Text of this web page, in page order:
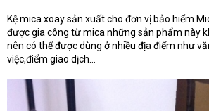
r
Kệ mica xoay sản xuất cho đơn vị bảo hiểm
được gia công từ mica những sản phẩm này
nên có thể được dùng ở nhiều địa điểm như
việc,điểm giao dịch…